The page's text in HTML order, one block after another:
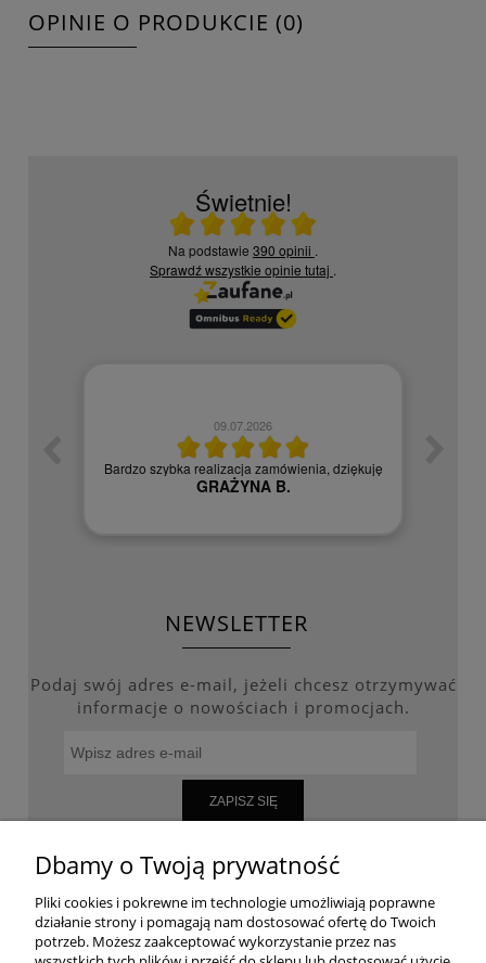
OPINIE O PRODUKCIE (0)
Świetnie!
Ocena średnia 5 na 5
Na podstawie 390 opinii .
Sprawdź wszystkie opinie tutaj .
09.07.2026
Bardzo szybka realizacja zamówienia, dziękuję
GRAŻYNA B.
NEWSLETTER
Podaj swój adres e-mail, jeżeli chcesz otrzymywać
informacje o nowościach i promocjach.
ZAPISZ SIĘ
WARUNKI ZAKUPÓW
Dbamy o Twoją prywatność
Pliki cookies i pokrewne im technologie umożliwiają poprawne
działanie strony i pomagają nam dostosować ofertę do Twoich
potrzeb. Możesz zaakceptować wykorzystanie przez nas